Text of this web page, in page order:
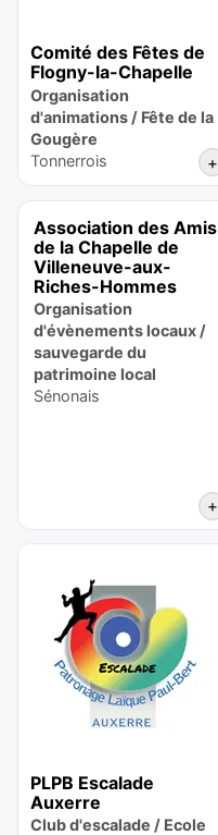
Comité des Fêtes de
Flogny-la-Chapelle
Organisation
d'animations / Fête de la
Gougère
Tonnerrois
+
Association des Amis
de la Chapelle de
Villeneuve-aux-
Riches-Hommes
Organisation
d'évènements locaux /
sauvegarde du
patrimoine local
Sénonais
+
PLPB Escalade
Auxerre
Club d'escalade / Ecole